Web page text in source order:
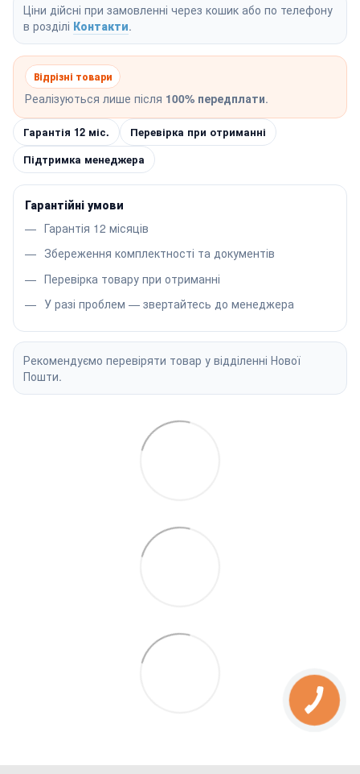
Ціни дійсні при замовленні через кошик або по телефону
в розділі Контакти.
Відрізні товари
Реалізуються лише після 100% передплати.
Гарантія 12 міс.
Перевірка при отриманні
Підтримка менеджера
Гарантійні умови
Гарантія 12 місяців
Збереження комплектності та документів
Перевірка товару при отриманні
У разі проблем — звертайтесь до менеджера
Рекомендуємо перевіряти товар у відділенні Нової
Пошти.